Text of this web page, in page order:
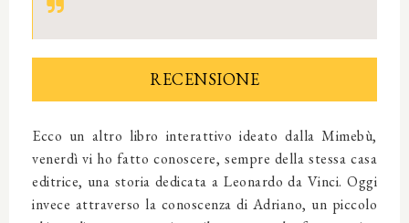
RECENSIONE
Ecco un altro libro interattivo ideato dalla Mimebù,
venerdì vi ho fatto conoscere, sempre della stessa casa
editrice, una storia dedicata a Leonardo da Vinci. Oggi
invece attraverso la conoscenza di Adriano, un piccolo